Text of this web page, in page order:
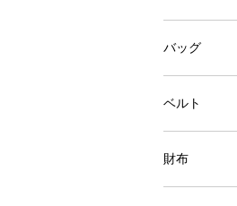
バッグ
ベルト
財布